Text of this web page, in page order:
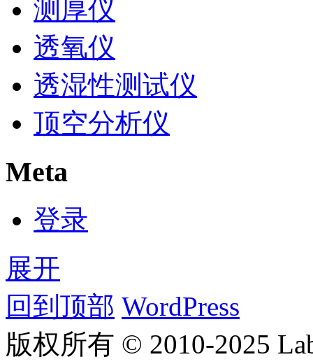
测厚仪
透氧仪
透湿性测试仪
顶空分析仪
Meta
登录
展开
回到顶部 WordPress
版权所有 © 2010-2025